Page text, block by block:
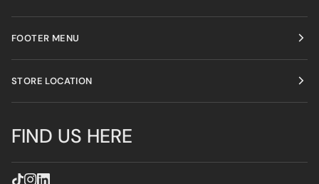
FOOTER MENU
STORE LOCATION
FIND US HERE